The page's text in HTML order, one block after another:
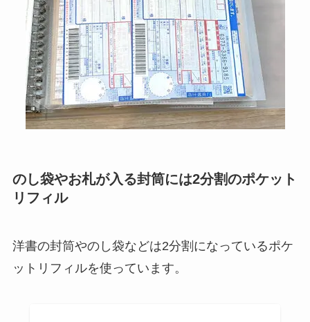
のし袋やお札が入る封筒には2分割のポケット
リフィル
洋書の封筒やのし袋などは2分割になっているポケ
ットリフィルを使っています。